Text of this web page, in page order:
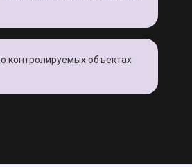
контролируемых объектах